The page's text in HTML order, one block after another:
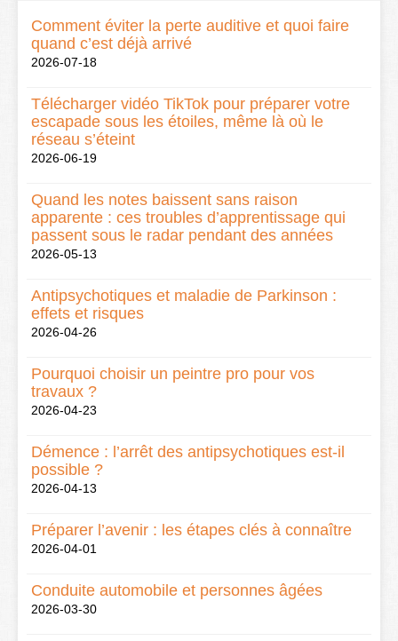
Comment éviter la perte auditive et quoi faire
quand c’est déjà arrivé
2026-07-18
Télécharger vidéo TikTok pour préparer votre
escapade sous les étoiles, même là où le
réseau s’éteint
2026-06-19
Quand les notes baissent sans raison
apparente : ces troubles d’apprentissage qui
passent sous le radar pendant des années
2026-05-13
Antipsychotiques et maladie de Parkinson :
effets et risques
2026-04-26
Pourquoi choisir un peintre pro pour vos
travaux ?
2026-04-23
Démence : l’arrêt des antipsychotiques est-il
possible ?
2026-04-13
Préparer l’avenir : les étapes clés à connaître
2026-04-01
Conduite automobile et personnes âgées
2026-03-30